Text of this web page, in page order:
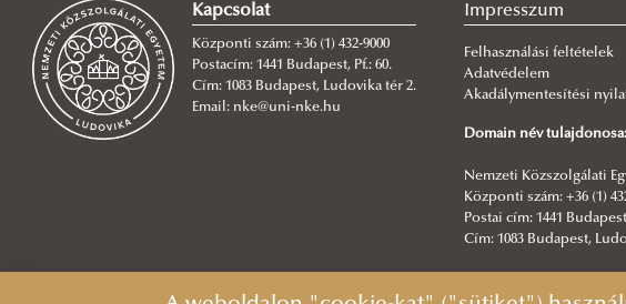
Kapcsolat
Központi szám: +36 (1) 432-9000
Postacím: 1441 Budapest, Pf.: 60.
Cím: 1083 Budapest, Ludovika tér 2.
Email: nke@uni-nke.hu
Impresszum
Felhasználási feltételek
Adatvédelem
Akadálymentesítési
Domain név tulajdonosa:
Nemzeti Közszolgálati
Központi szám: +36 (1)
Postai cím: 1441
Cím: 1083 Budapest,